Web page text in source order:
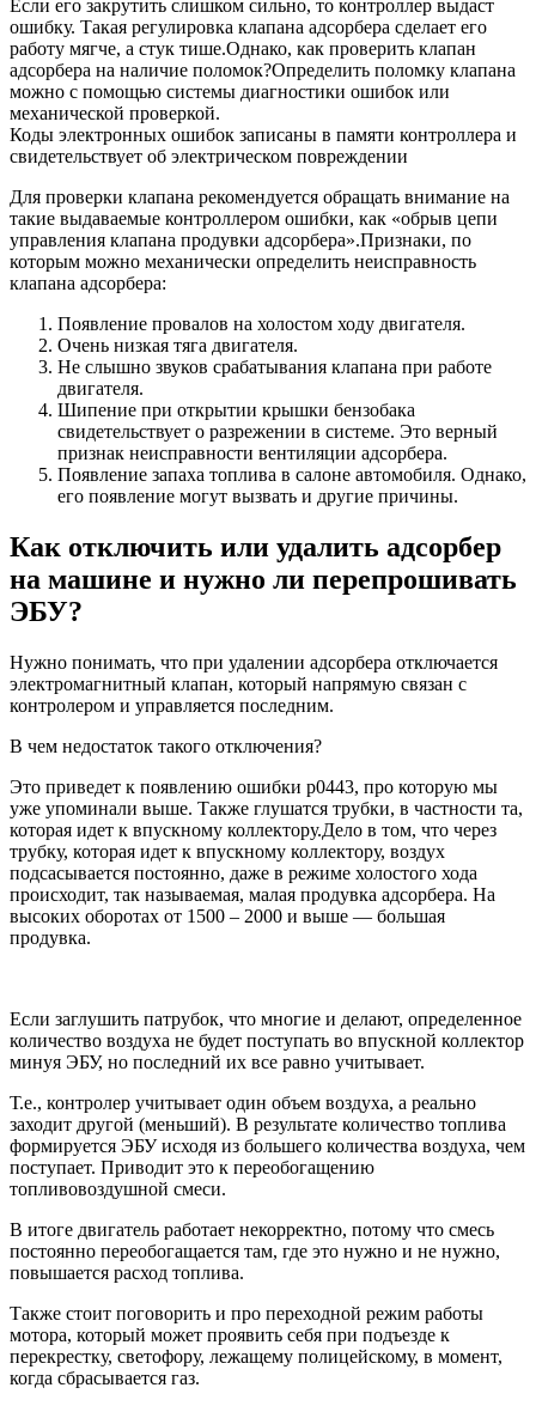
Если его закрутить слишком сильно, то контроллер выдаст
ошибку. Такая регулировка клапана адсорбера сделает его
работу мягче, а стук тише.Однако, как проверить клапан
адсорбера на наличие поломок?Определить поломку клапана
можно с помощью системы диагностики ошибок или
механической проверкой.
Коды электронных ошибок записаны в памяти контроллера и
свидетельствует об электрическом повреждении
Для проверки клапана рекомендуется обращать внимание на
такие выдаваемые контроллером ошибки, как «обрыв цепи
управления клапана продувки адсорбера».Признаки, по
которым можно механически определить неисправность
клапана адсорбера:
Появление провалов на холостом ходу двигателя.
Очень низкая тяга двигателя.
Не слышно звуков срабатывания клапана при работе
двигателя.
Шипение при открытии крышки бензобака
свидетельствует о разрежении в системе. Это верный
признак неисправности вентиляции адсорбера.
Появление запаха топлива в салоне автомобиля. Однако,
его появление могут вызвать и другие причины.
Как отключить или удалить адсорбер
на машине и нужно ли перепрошивать
ЭБУ?
Нужно понимать, что при удалении адсорбера отключается
электромагнитный клапан, который напрямую связан с
контролером и управляется последним.
В чем недостаток такого отключения?
Это приведет к появлению ошибки p0443, про которую мы
уже упоминали выше. Также глушатся трубки, в частности та,
которая идет к впускному коллектору.Дело в том, что через
трубку, которая идет к впускному коллектору, воздух
подсасывается постоянно, даже в режиме холостого хода
происходит, так называемая, малая продувка адсорбера. На
высоких оборотах от 1500 – 2000 и выше — большая
продувка.
Если заглушить патрубок, что многие и делают, определенное
количество воздуха не будет поступать во впускной коллектор
минуя ЭБУ, но последний их все равно учитывает.
Т.е., контролер учитывает один объем воздуха, а реально
заходит другой (меньший). В результате количество топлива
формируется ЭБУ исходя из большего количества воздуха, чем
поступает. Приводит это к переобогащению
топливовоздушной смеси.
В итоге двигатель работает некорректно, потому что смесь
постоянно переобогащается там, где это нужно и не нужно,
повышается расход топлива.
Также стоит поговорить и про переходной режим работы
мотора, который может проявить себя при подъезде к
перекрестку, светофору, лежащему полицейскому, в момент,
когда сбрасывается газ.